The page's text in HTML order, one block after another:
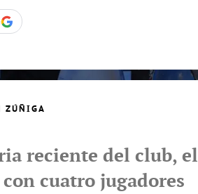
ZÚÑIGA
reciente del club, el
cuatro jugadores